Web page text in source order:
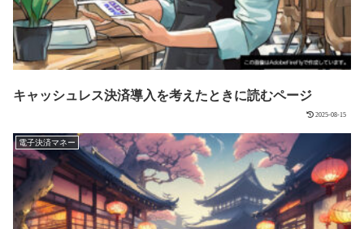
キャッシュレス決済導入を考えたときに読むページ
2025-08-15
電子決済マネー